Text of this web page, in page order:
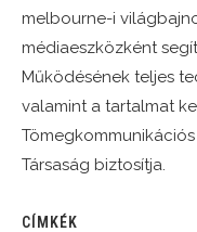
melbourne-i
médiaeszközként
Működésének teljes
valamint a tartalmat
Társaság biztosítja.
CÍMKÉK